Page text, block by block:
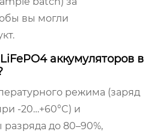
вы могли
аккумуляторов в
режима (заряд
-20…+60°C) и
до 80–90%,